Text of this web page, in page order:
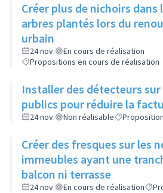
Créer plus de nichoirs dans les nouveaux
arbres plantés lors du
urbain
24 nov.
En cours de réalisation
Propositions en cours de réalisation
Installer des détecteurs sur
publics pour réduire la
24 nov. Non réalisable
Créer des fresques sur les
immeubles ayant une
balcon ni terrasse
24 nov. En cours de réalisation